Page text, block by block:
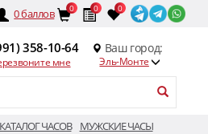
0баллов 0 0 0
358-10-64
мне
Ваш город:
Эль-Монте
КАТАЛОГ ЧАСОВ
МУЖСКИЕ ЧАСЫ